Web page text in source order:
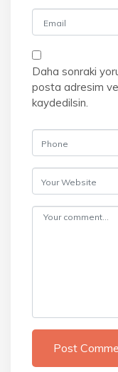
Daha sonraki
posta adresim
kaydedilsin.
Post